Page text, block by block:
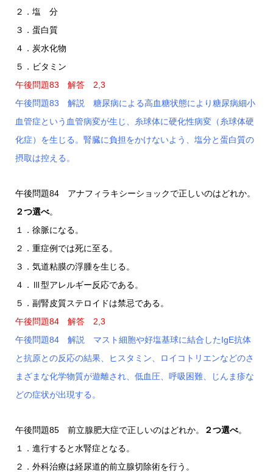
２．塩 分
３．蛋白質
４．炭水化物
５．ビタミン
午後問題83 解答 2,3
午後問題83 解説 糖尿病による高血糖状態により糖尿病細小
血管症という血管病変が生じ、糸球体に硬化性病変（糸球体硬
化症）を生じる。腎臓に負担をかけないよう、塩分と蛋白質の
摂取は控える。
午後問題84 アナフィラキシーショックで正しいのはどれか。
２つ選べ。
１．徐脈になる。
２．重症例では死に至る。
３．気道粘膜の浮腫を生じる。
４．Ⅲ型アレルギー反応である。
５．副腎皮質ステロイドは禁忌である。
午後問題84 解答 2,3
午後問題84 解説 マスト細胞や好塩基球に結合したIgE抗体
と抗原との反応の結果、ヒスタミン、ロイコトリエンなどのさ
まざまな化学物質が遊離され、低血圧、呼吸困難、じんま疹な
どの症状が出現する。
午後問題85 前立腺肥大症で正しいのはどれか。 ２つ選べ。
１．進行すると水腎症となる。
２．外科治療は経尿道的前立腺切除術を行う。